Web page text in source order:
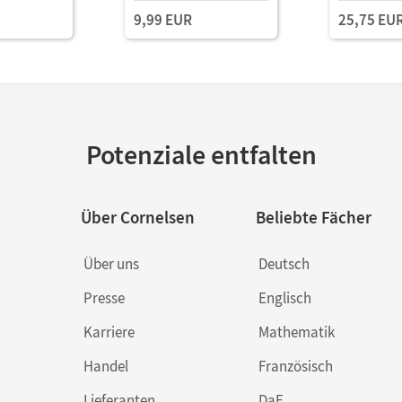
9,99 EUR 25,75
Potenziale entfalten
Über Cornelsen
Über uns
Presse
Karriere
Handel
Beliebte Fächer
Deutsch
Englisch
Mathematik
Französisch